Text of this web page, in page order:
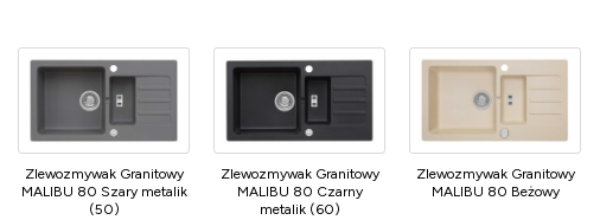
Zlewozmywak Granitowy
MALIBU 80 Szary metalik
(50)
Zlewozmywak Granitowy
MALIBU 80 Czarny
metalik (60)
Zlewozmywak Granitowy
MALIBU 80 Beżowy